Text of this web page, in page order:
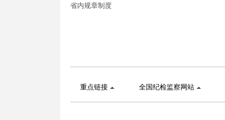
省内规章制度
重点链接 全国纪检监察网站